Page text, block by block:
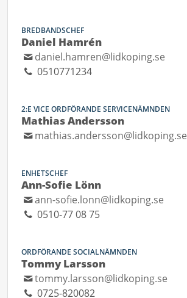
BREDBANDSCHEF
Daniel Hamrén
daniel.hamren@lidkoping.se
0510771234
2:E VICE ORDFÖRANDE SERVICENÄMNDEN
Mathias Andersson
mathias.andersson@lidkoping.se
ENHETSCHEF
Ann-Sofie Lönn
ann-sofie.lonn@lidkoping.se
0510-77 08 75
ORDFÖRANDE SOCIALNÄMNDEN
Tommy Larsson
tommy.larsson@lidkoping.se
0725-820082